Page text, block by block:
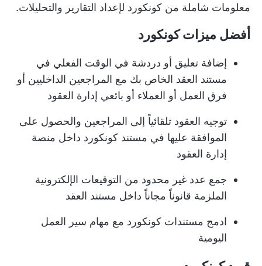
معلومات شاملة من كونكورد لإعداد التقارير والتحليلات.
أفضل ميزات كونكورد
إضافة تعليق أو دردشة في الوقت الفعلي في
مستند العقد الخاص بك مع المراجعين الداخليين أو
فرق العمل أو العملاء أو بائعي إدارة العقود
توجيه العقود تلقائياً إلى المراجعين والحصول على
الموافقة عليها في مستند كونكورد داخل منصة
إدارة العقود
جمع عدد غير محدود من التوقيعات الإلكترونية
الملزمة قانوناً مجاناً داخل مستند العقد
ادمج مستندات كونكورد مع مهام سير العمل
اليومية